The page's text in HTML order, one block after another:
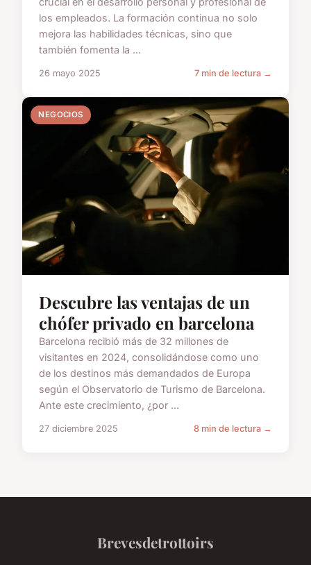
los empleados. La formación continua no solo
mejora las habilidades técnicas, sino que
también fomenta la ...
26 mayo 2025 7 min de lectura →
NEGOCIOS
Descubre las ventajas de un
chófer privado en barcelona
Barcelona recibió más de 32 millones de
visitantes en 2024, consolidándose como uno
de los destinos más demandados de Europa
según el Observatorio de Turismo de Barcelona.
Ante este crecimiento, ¿por ...
27 diciembre 2025 8 min de lectura →
Brevesdetrottoirs